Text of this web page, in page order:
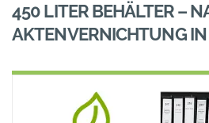
450 LITER BEHÄLTER –
AKTENVERNICHTUNG